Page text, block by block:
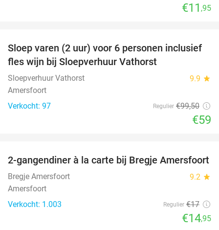
€11 ,95
41%
Sloep varen (2 uur) voor 6 personen inclusief
fles wijn bij Sloepverhuur Vathorst
Sloepverhuur Vathorst 9.9 star
Amersfoort
Verkocht: 97
Regulier €99,50
€59
12%
2-gangendiner à la carte bij Bregje Amersfoort
Bregje Amersfoort 9.2 star
Amersfoort
Verkocht: 1.003
Regulier €17
€14,95